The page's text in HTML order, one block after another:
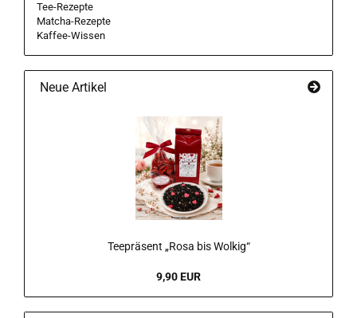
Tee-Rezepte
Matcha-Rezepte
Kaffee-Wissen
Neue Artikel
Teepräsent „Rosa bis Wolkig“
9,90 EUR